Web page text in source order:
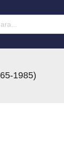
1985)